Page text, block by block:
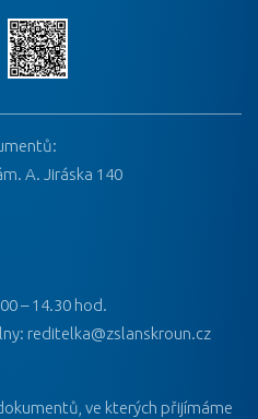
A. Jiráska 140
– 14.30 hod.
reditelka@zslanskroun.cz
ve kterých přijímáme